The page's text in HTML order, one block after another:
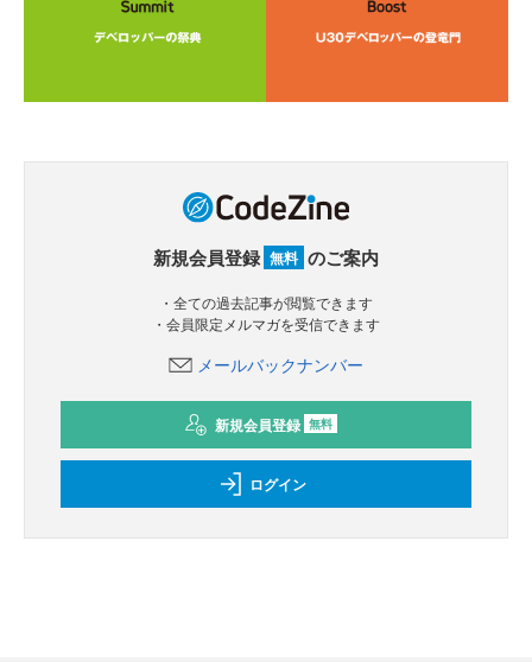
新規会員登録 無料 のご案内
・全ての過去記事が閲覧できます
・会員限定メルマガを受信できます
メールバックナンバー
新規会員登録 無料
ログイン